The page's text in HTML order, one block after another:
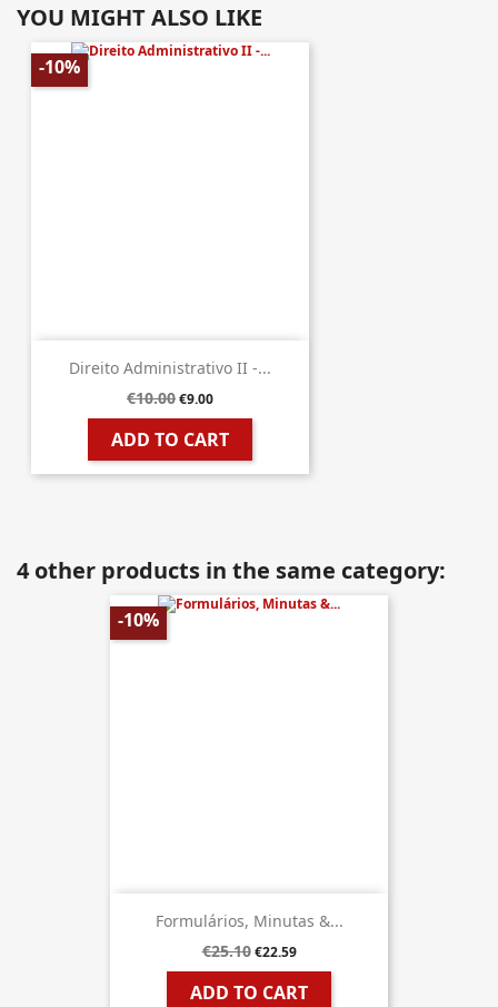
YOU MIGHT ALSO LIKE
Direito Administrativo II -...
€10.00€9.00
ADD TO CART
-10%
4 other products in the same category:
Formulários, Minutas &...
€25.10 €22.59
ADD TO CART
-10%